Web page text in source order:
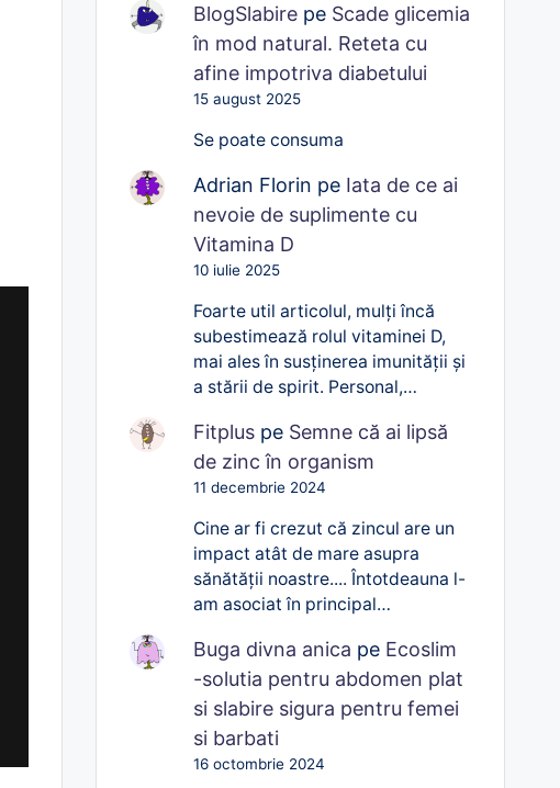
BlogSlabire pe Scade glicemia
în mod natural. Reteta cu
afine impotriva diabetului
15 august 2025
Se poate consuma
Adrian Florin pe Iata de ce ai
nevoie de suplimente cu
Vitamina D
10 iulie 2025
Foarte util articolul, mulți încă
subestimează rolul vitaminei D,
mai ales în susținerea imunității și
a stării de spirit. Personal,…
Fitplus pe Semne că ai lipsă
de zinc în organism
11 decembrie 2024
Cine ar fi crezut că zincul are un
impact atât de mare asupra
sănătății noastre.... Întotdeauna l-
am asociat în principal…
Buga divna anica pe Ecoslim
-solutia pentru abdomen plat
si slabire sigura pentru femei
si barbati
16 octombrie 2024